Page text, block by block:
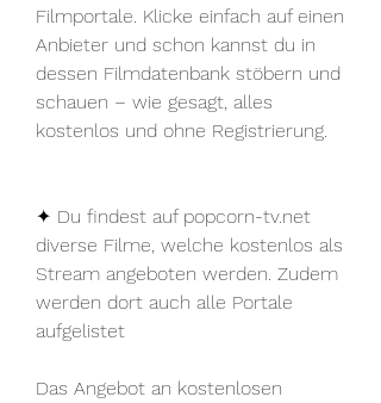
Filmportale. Klicke einfach auf einen
Anbieter und schon kannst du in
dessen Filmdatenbank stöbern und
schauen – wie gesagt, alles
kostenlos und ohne Registrierung.
✦ Du findest auf popcorn-tv.net
diverse Filme, welche kostenlos als
Stream angeboten werden. Zudem
werden dort auch alle Portale
aufgelistet
Das Angebot an kostenlosen